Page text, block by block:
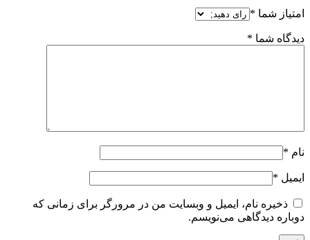
امتیاز شما *
دیدگاه شما *
نام *
ایمیل *
ذخیره نام، ایمیل و وبسایت من در مرورگر برای زمانی که
دوباره دیدگاهی می‌نویسم.